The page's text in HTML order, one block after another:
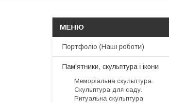
Портфоліо (Наші роботи)
Пам'ятники, скульптура і ікони
Меморіальна скульптура.
Скульптура для саду.
Ритуальна скульптура